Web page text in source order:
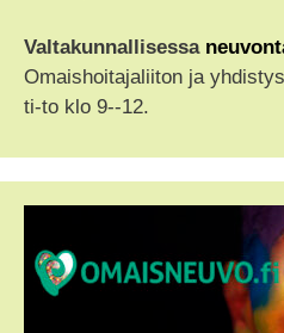
Valtakunnallisessa
Omaishoitajaliiton ja
ti-to klo 9--12.